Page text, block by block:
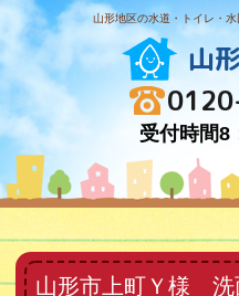
山形地区の水道・トイレ・
山
受付時間8
山形市上町Ｙ様 洗